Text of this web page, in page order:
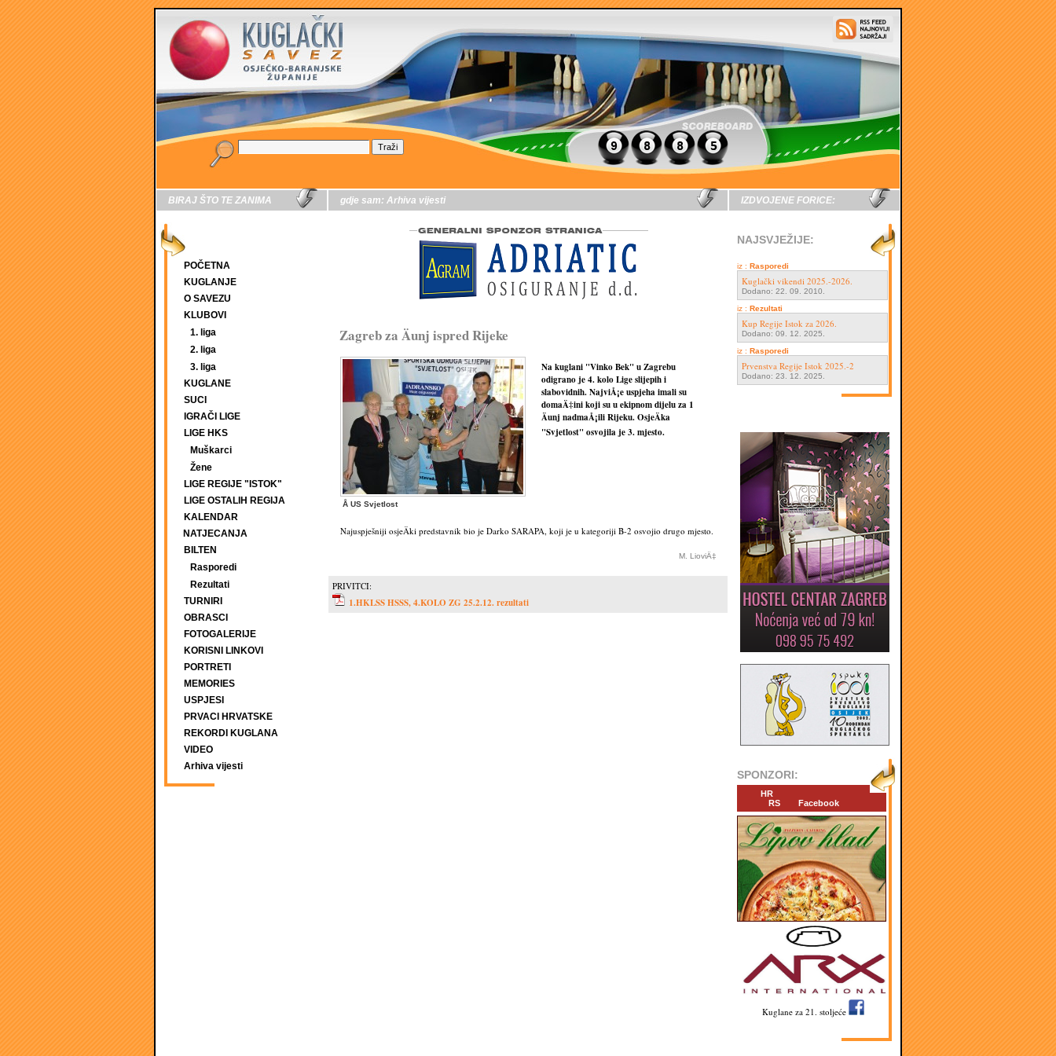
BIRAJ ŠTO TE ZANIMA
POČETNA
KUGLANJE
O SAVEZU
KLUBOVI
1. liga
2. liga
3. liga
KUGLANE
SUCI
IGRAČI LIGE
LIGE HKS
Muškarci
Žene
LIGE REGIJE "ISTOK"
LIGE OSTALIH REGIJA
KALENDAR
NATJECANJA
BILTEN
Rasporedi
Rezultati
TURNIRI
OBRASCI
FOTOGALERIJE
KORISNI LINKOVI
PORTRETI
MEMORIES
USPJESI
PRVACI HRVATSKE
REKORDI KUGLANA
VIDEO
Arhiva vijesti
gdje sam: Arhiva vijesti
Zagreb za Äunj ispred Rijeke
Å US Svjetlost
Na kuglani "Vinko Bek" u Zagrebu
odigrano je 4. kolo Lige slijepih i
slabovidnih. NajviÅ¡e uspjeha imali su
domaÄ‡ini koji su u ekipnom dijelu za 1
Äunj nadmaÅ¡ili Rijeku. OsjeÄka
"Svjetlost" osvojila je 3. mjesto.
Najuspješniji osjeÄki predstavnik bio je Darko SARAPA, koji je u kategoriji B-2 osvojio drugo mjesto.
M. LioviÄ‡
PRIVITCI:
1.HKLSS HSSS, 4.KOLO ZG 25.2.12. rezultati
IZDVOJENE FORICE:
NAJSVJEŽIJE:
iz : Rasporedi
Kuglački vikendi 2025.-2026.
Dodano: 22. 09. 2010.
iz : Rezultati
Kup Regije Istok za 2026.
Dodano: 09. 12. 2025.
iz : Rasporedi
Prvenstva Regije Istok 2025.-2
Dodano: 23. 12. 2025.
SPONZORI:
HR
RS
Facebook
Kuglane za 21. stoljeće